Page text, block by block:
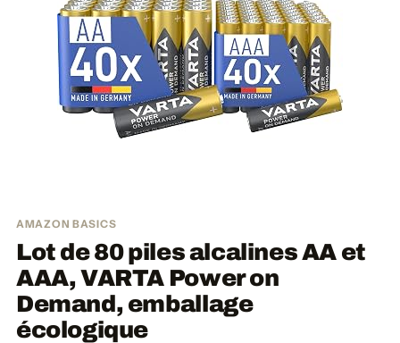
AMAZON BASICS
Lot de 80 piles alcalines AA et
AAA, VARTA Power on
Demand, emballage
écologique